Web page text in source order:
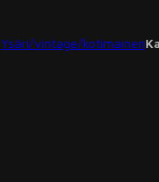
Ysäri/vintage/kotimainen